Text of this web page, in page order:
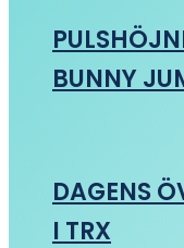
BUNNY
DAGENS
I TRX